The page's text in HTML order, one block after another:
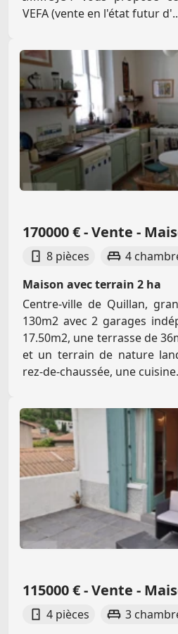
VEFA (vente en l'état futur
170000 € - Vente -
8 pièces 4
Maison avec terrain 2 ha
Centre-ville de Quillan,
130m2 avec 2 garages
17.50m2, une terrasse de
et un terrain de nature
rez-de-chaussée, une
115000 € - Vente -
4 pièces 3